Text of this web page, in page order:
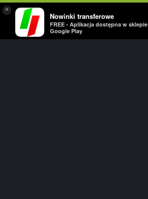
×
Nowinki transferowe
FREE - Aplikacja dostępna w sklepie
Google Play